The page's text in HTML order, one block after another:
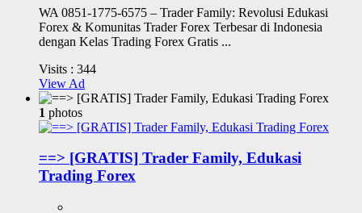
WA 0851-1775-6575 – Trader Family: Revolusi Edukasi
Forex & Komunitas Trader Forex Terbesar di Indonesia
dengan Kelas Trading Forex Gratis ...
Visits : 344
View Ad
1 photos
==> [GRATIS] Trader Family, Edukasi
Trading Forex